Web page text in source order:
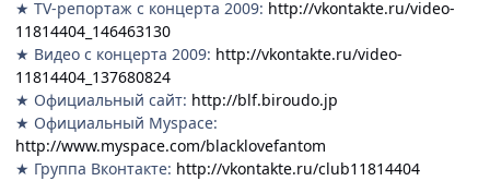
★ TV-репортаж с концерта 2009: http://vkontakte.ru/video-
11814404_146463130
★ Видео с концерта 2009: http://vkontakte.ru/video-
11814404_137680824
★ Официальный сайт: http://blf.biroudo.jp
★ Официальный Myspace:
http://www.myspace.com/blacklovefantom
★ Группа Вконтакте: http://vkontakte.ru/club11814404